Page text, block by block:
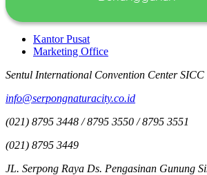
Kantor Pusat
Marketing Office
Sentul International Convention Center
info@serpongnaturacity.co.id
(021) 8795 3448 / 8795 3550 / 8795 3551
(021) 8795 3449
JL. Serpong Raya Ds. Pengasinan Gunung